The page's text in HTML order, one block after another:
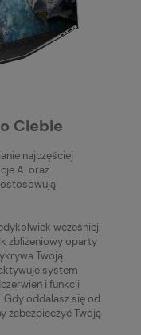
Ciebie
najczęściej
AI oraz
wcześniej.
zbliżeniowy oparty
Twoją
system
i funkcji
oddalasz się od
zabezpieczyć Twoją